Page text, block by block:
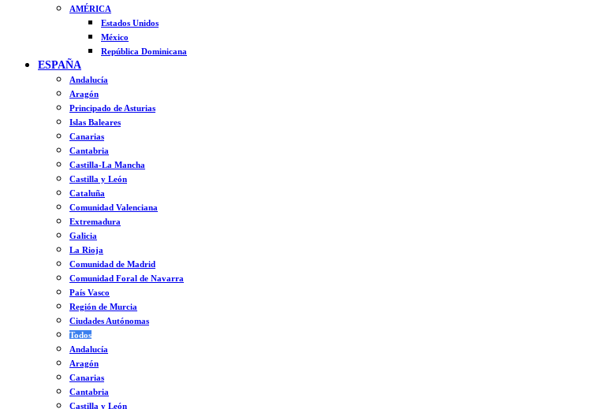
AMÉRICA
Estados Unidos
México
República Dominicana
ESPAÑA
Andalucía
Aragón
Principado de Asturias
Islas Baleares
Canarias
Cantabria
Castilla-La Mancha
Castilla y León
Cataluña
Comunidad Valenciana
Extremadura
Galicia
La Rioja
Comunidad de Madrid
Comunidad Foral de Navarra
País Vasco
Región de Murcia
Ciudades Autónomas
Todos
Andalucía
Aragón
Canarias
Cantabria
Castilla y León